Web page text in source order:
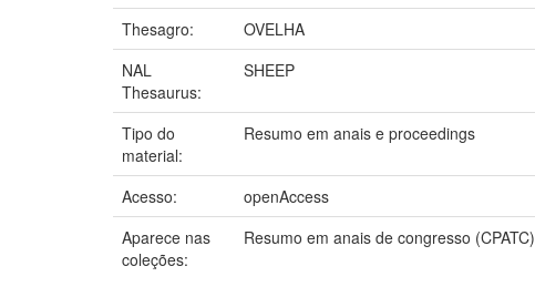
Thesagro:
OVELHA
NAL
Thesaurus:
SHEEP
Tipo do
material:
Resumo em anais e proceedings
Acesso:
openAccess
Aparece nas
coleções:
Resumo em anais de congresso (CPATC)